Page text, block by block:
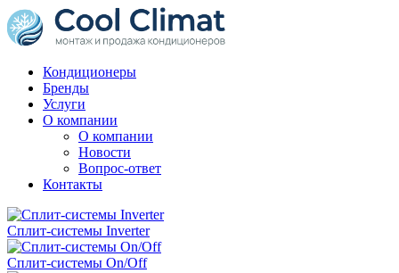
Кондиционеры
Бренды
Услуги
О компании
О компании
Новости
Вопрос-ответ
Контакты
Сплит-системы Inverter
Сплит-системы On/Off